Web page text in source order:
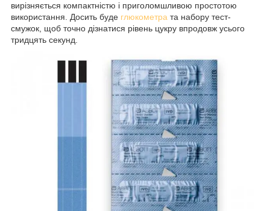
вирізняється компактністю і приголомшливою простотою
використання. Досить буде глюкометра та набору тест-
смужок, щоб точно дізнатися рівень цукру впродовж усього
тридцять секунд.